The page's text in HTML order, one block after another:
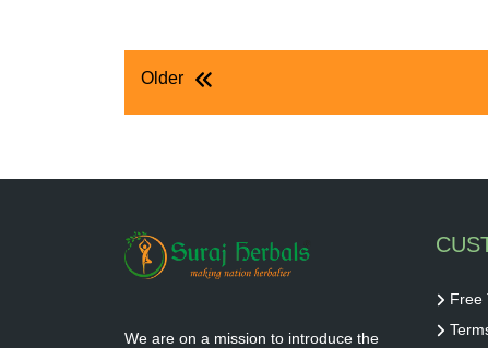
पोस्ट
Older
We are on a mission to introduce the
Free